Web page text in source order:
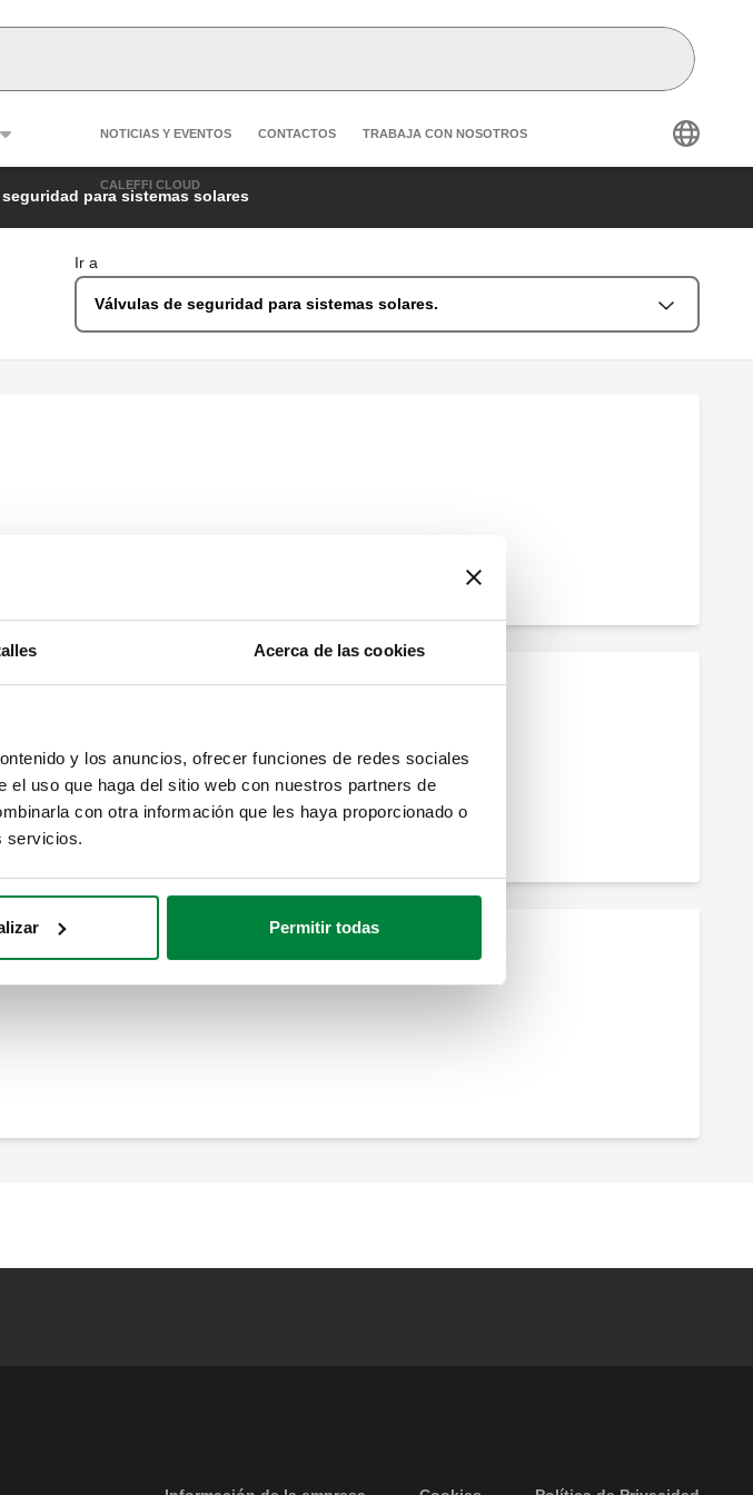
Acerca de las cookies
y los anuncios, ofrecer funciones de redes sociales
uso que haga del sitio web con nuestros partners de
con otra información que les haya proporcionado o
servicios.
Permitir todas
Header secondary navigation
NOTICIAS Y EVENTOS CONTACTOS TRABAJA CON NOSOTROS
CALEFFI CLOUD
para sistemas solares
Ir a
Válvulas de seguridad para sistemas solares.